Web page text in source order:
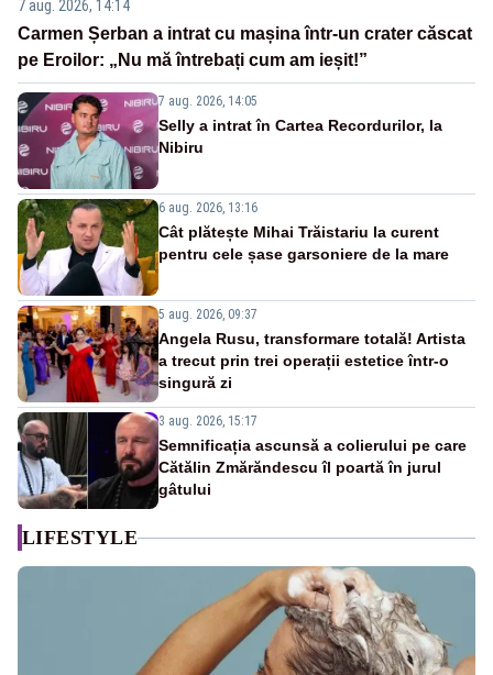
7 aug. 2026, 14:14
Carmen Șerban a intrat cu mașina într-un crater căscat
pe Eroilor: „Nu mă întrebați cum am ieșit!”
7 aug. 2026, 14:05
Selly a intrat în Cartea Recordurilor, la
Nibiru
6 aug. 2026, 13:16
Cât plătește Mihai Trăistariu la curent
pentru cele șase garsoniere de la mare
5 aug. 2026, 09:37
Angela Rusu, transformare totală! Artista
a trecut prin trei operații estetice într-o
singură zi
3 aug. 2026, 15:17
Semnificația ascunsă a colierului pe care
Cătălin Zmărăndescu îl poartă în jurul
gâtului
LIFESTYLE